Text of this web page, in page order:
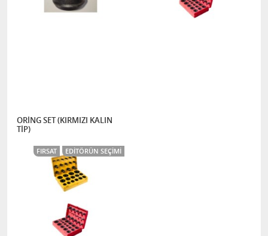
ORİNG SET (KIRMIZI KALIN
TİP)
FIRSAT EDITÖRÜN SEÇIMI